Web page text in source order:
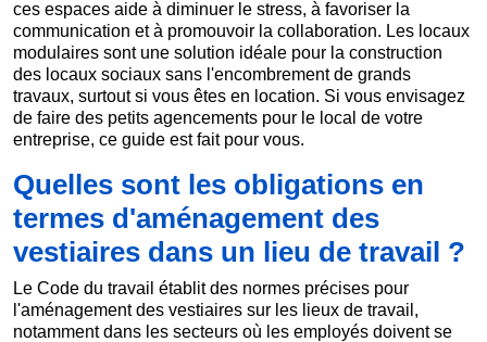
ces espaces aide à diminuer le stress, à favoriser la
communication et à promouvoir la collaboration. Les locaux
modulaires sont une solution idéale pour la construction
des locaux sociaux sans l'encombrement de grands
travaux, surtout si vous êtes en location. Si vous envisagez
de faire des petits agencements pour le local de votre
entreprise, ce guide est fait pour vous.
Quelles sont les obligations en
termes d'aménagement des
vestiaires dans un lieu de travail ?
Le Code du travail établit des normes précises pour
l'aménagement des vestiaires sur les lieux de travail,
notamment dans les secteurs où les employés doivent se